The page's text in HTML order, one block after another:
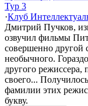
Тур 3
·Клуб
Дмитрий Пучков,
озвучил фильмы
совершенно другой
необычного.
другого режиссера,
своего...
фамилии этих
букву.